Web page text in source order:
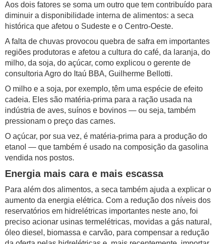
Aos dois fatores se soma um outro que tem contribuído para
diminuir a disponibilidade interna de alimentos: a seca
histórica que afetou o Sudeste e o Centro-Oeste.
A falta de chuvas provocou quebra de safra em importantes
regiões produtoras e afetou a cultura do café, da laranja, do
milho, da soja, do açúcar, como explicou o gerente de
consultoria Agro do Itaú BBA, Guilherme Bellotti.
O milho e a soja, por exemplo, têm uma espécie de efeito
cadeia. Eles são matéria-prima para a ração usada na
indústria de aves, suínos e bovinos — ou seja, também
pressionam o preço das carnes.
O açúcar, por sua vez, é matéria-prima para a produção do
etanol — que também é usado na composição da gasolina
vendida nos postos.
Energia mais cara e mais escassa
Para além dos alimentos, a seca também ajuda a explicar o
aumento da energia elétrica. Com a redução dos níveis dos
reservatórios em hidrelétricas importantes neste ano, foi
preciso acionar usinas termelétricas, movidas a gás natural,
óleo diesel, biomassa e carvão, para compensar a redução